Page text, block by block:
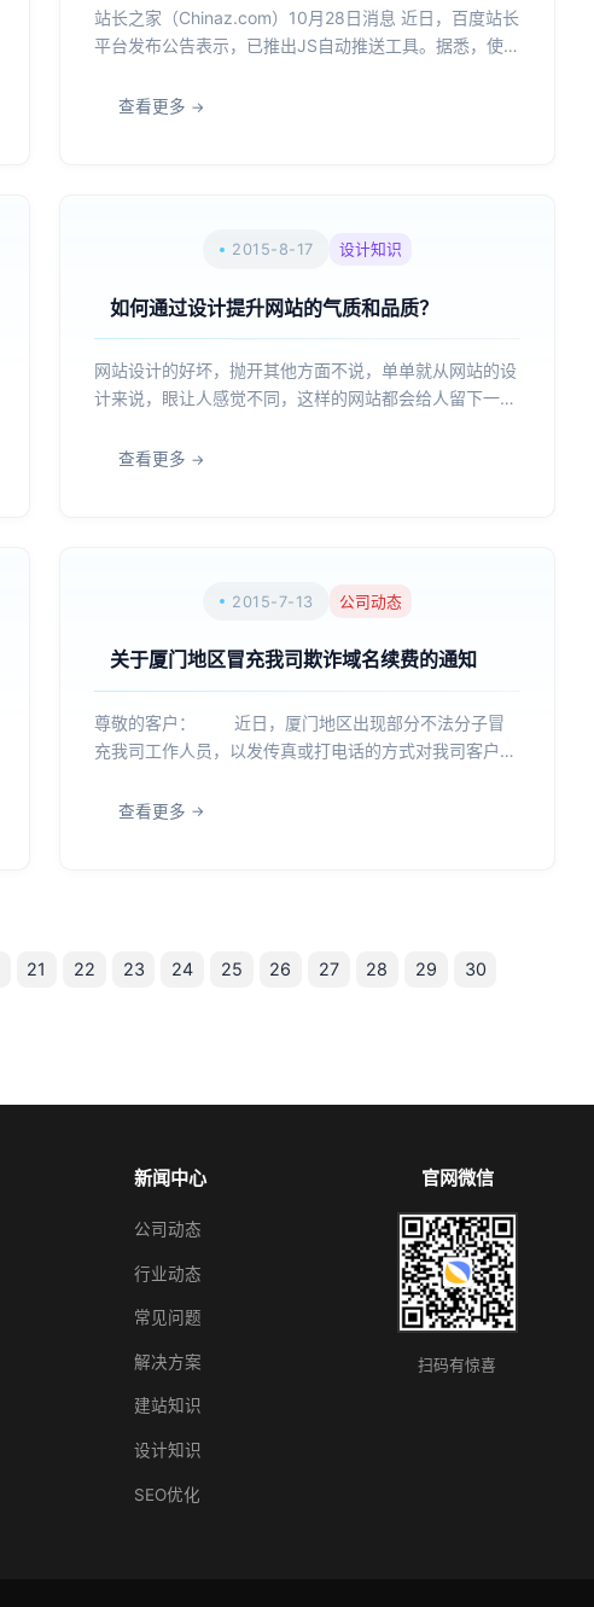
站长之家（Chinaz.com）10月28日消息 近日，百度站长
平台发布公告表示，已推出JS自动推送工具。据悉，使
现。此外，这款工具的技术门槛较低，对于站长们的技术
查看更多
2015-8-17 设计知识
如何通过设计提升网站的气质和品质？
网站设计的好坏，抛开其他方面不说，单单就从网站的设
计来说，眼让人感觉不同，这样的网站都会给人留下一种
一种内在品质，不断的从多方面去思考网站呈现给用户的
查看更多
2015-7-13 公司动态
关于厦门地区冒充我司欺诈域名续费的通知
尊敬的客户： 近日，厦门地区出现部分不法分子冒
充我司工作人员，以发传真或打电话的方式对我司客户实
常谎称“壹策网络科技不做了，域名转到他们公司了”或者
查看更多
21 22 23 24 25 26 27 28 29
30
新闻中心
公司动态
行业动态
常见问题
解决方案
建站知识
设计知识
SEO优化
官网微信
扫码有惊喜